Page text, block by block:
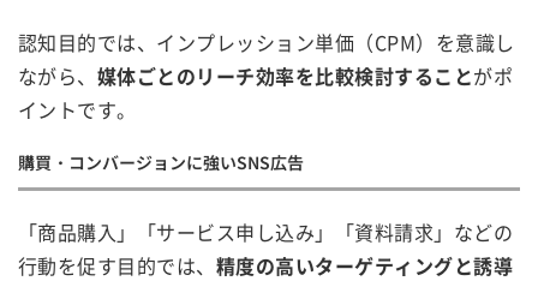
認知目的では、インプレッション単価（CPM）を意識し
ながら、 媒体ごとのリーチ効率を比較検討することがポ
イントです。
購買・コンバージョンに強いSNS広告
「商品購入」「サービス申し込み」「資料請求」などの
行動を促す目的では、 精度の高いターゲティングと誘導